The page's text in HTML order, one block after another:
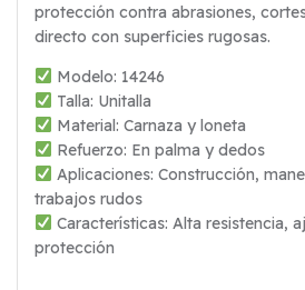
protección contra abrasiones,
directo con superficies rugosas.
Modelo: 14246
Talla: Unitalla
Material: Carnaza y loneta
Refuerzo: En palma y dedos
Aplicaciones: Construcción,
trabajos rudos
Características: Alta resistencia,
protección